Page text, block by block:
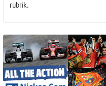
rubrik.